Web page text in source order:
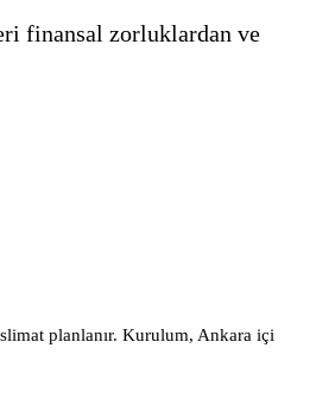
finansal zorluklardan ve
planlanır. Kurulum, Ankara içi